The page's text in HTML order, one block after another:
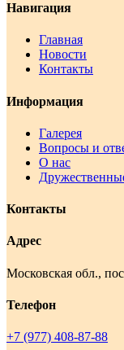
Навигация
Главная
Новости
Контакты
Информация
Галерея
Вопросы и
О нас
Контакты
Адрес
Московская обл.,
Телефон
+7 (977) 408-87-88